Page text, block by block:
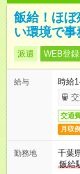
飯給！ほ
い環境で事
派遣 WEB登
給与
時給
交通
月収例
勤務地
千葉
飯給